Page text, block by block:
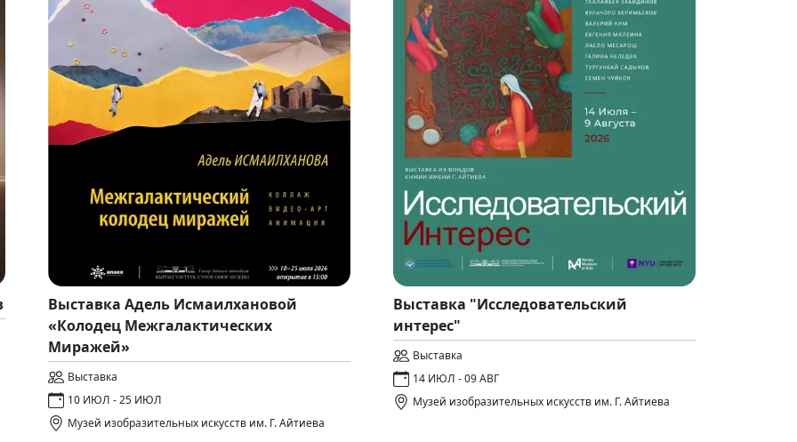
Выставка Адель Исмаилхановой
«Колодец Межгалактических
Миражей»
Выставка
10 ИЮЛ - 25 ИЮЛ
Музей изобразительных искусств им. Г. Айтиева
Выставка "Исследовательский
интерес"
Выставка
14 ИЮЛ - 09 АВГ
Музей изобразительных искусств им. Г. Айтиева